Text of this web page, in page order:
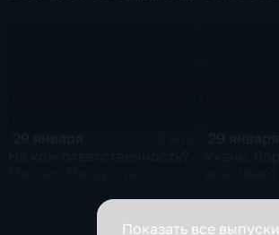
вице-премьеров
Показать все выпуски